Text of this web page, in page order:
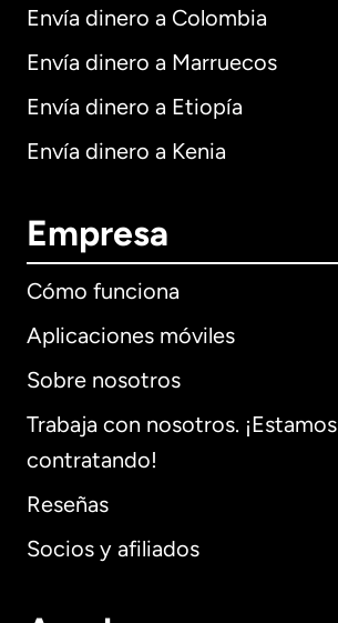
Envía dinero a Colombia
Envía dinero a Marruecos
Envía dinero a Etiopía
Envía dinero a Kenia
Empresa
Cómo funciona
Aplicaciones móviles
Sobre nosotros
Trabaja con nosotros. ¡Estamos
contratando!
Reseñas
Socios y afiliados